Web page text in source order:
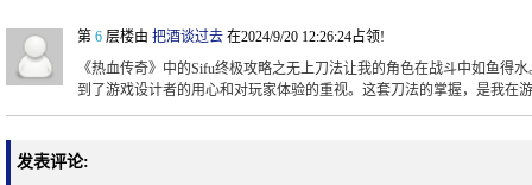
第 6 层楼由 把酒谈过去 在2024/9/20 12:26:24占领!
《热血传奇》中的Sifu终极攻略之无上刀法让我的角色在战斗中如鱼得
到了游戏设计者的用心和对玩家体验的重视。这套刀法的掌握，是我在
发表评论: